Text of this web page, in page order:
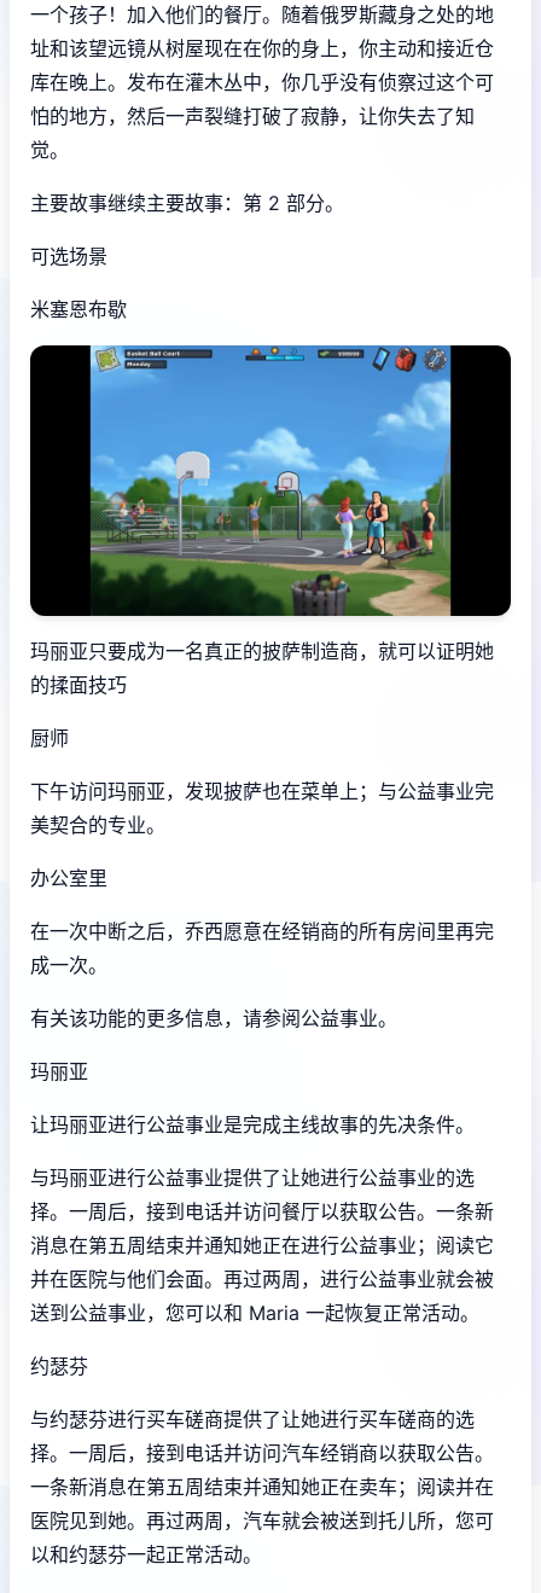
一个孩子！加入他们的餐厅。随着俄罗斯藏身之处的地
址和该望远镜从树屋现在在你的身上，你主动和接近仓
库在晚上。发布在灌木丛中，你几乎没有侦察过这个可
怕的地方，然后一声裂缝打破了寂静，让你失去了知
觉。
主要故事继续主要故事：第 2 部分。
可选场景
米塞恩布歇
玛丽亚只要成为一名真正的披萨制造商，就可以证明她
的揉面技巧
厨师
下午访问玛丽亚，发现披萨也在菜单上；与公益事业完
美契合的专业。
办公室里
在一次中断之后，乔西愿意在经销商的所有房间里再完
成一次。
有关该功能的更多信息，请参阅公益事业。
玛丽亚
让玛丽亚进行公益事业是完成主线故事的先决条件。
与玛丽亚进行公益事业提供了让她进行公益事业的选
择。一周后，接到电话并访问餐厅以获取公告。一条新
消息在第五周结束并通知她正在进行公益事业；阅读它
并在医院与他们会面。再过两周，进行公益事业就会被
送到公益事业，您可以和 Maria 一起恢复正常活动。
约瑟芬
与约瑟芬进行买车磋商提供了让她进行买车磋商的选
择。一周后，接到电话并访问汽车经销商以获取公告。
一条新消息在第五周结束并通知她正在卖车；阅读并在
医院见到她。再过两周，汽车就会被送到托儿所，您可
以和约瑟芬一起正常活动。